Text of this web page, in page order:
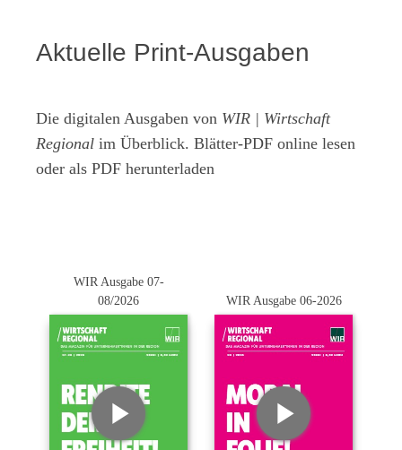
Aktuelle Print-Ausgaben
Die digitalen Ausgaben von WIR | Wirtschaft
Regional im Überblick. Blätter-PDF online lesen
oder als PDF herunterladen
WIR Ausgabe 07-
08/2026
WIR Ausgabe 06-2026